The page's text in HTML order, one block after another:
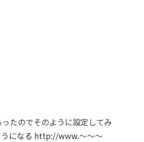
たのでそのように設定してみ
うになる http://www.～～～